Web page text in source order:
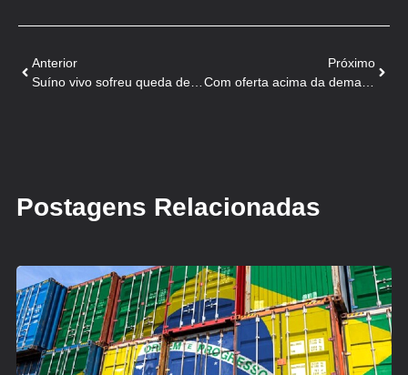
Anterior
Próximo
Postagens Relacionadas